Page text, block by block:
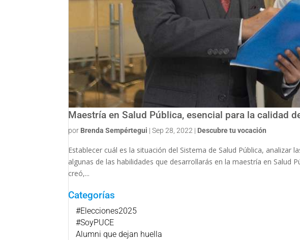
Maestría en Salud Pública, esencial para la calidad
por Brenda Sempértegui |Sep 28, 2022 | Descubre tu vocación
Establecer cuál es la situación del Sistema de Salud Pública, analizar
algunas de las habilidades que desarrollarás en la maestría en Salud
creó,...
Categorías
#Elecciones2025
#SoyPUCE
Alumni que dejan huella